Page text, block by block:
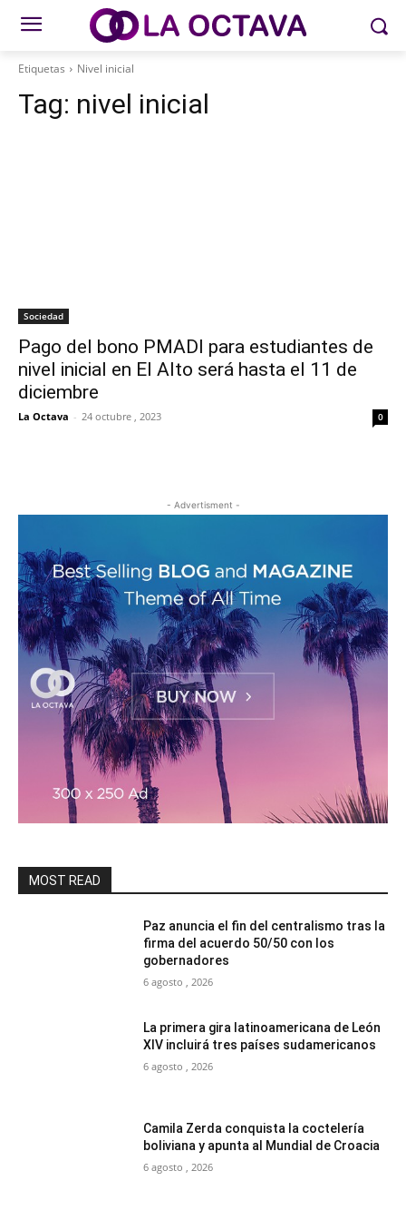
Etiquetas Nivel inicial
Tag: nivel inicial
Sociedad
Pago del bono PMADI para estudiantes de
nivel inicial en El Alto será hasta el 11 de
diciembre
La Octava - 24 octubre , 2023 0
- Advertisment -
MOST READ
Paz anuncia el fin del centralismo tras la
firma del acuerdo 50/50 con los
gobernadores
6 agosto , 2026
La primera gira latinoamericana de León
XIV incluirá tres países sudamericanos
6 agosto , 2026
Camila Zerda conquista la coctelería
boliviana y apunta al Mundial de Croacia
6 agosto , 2026